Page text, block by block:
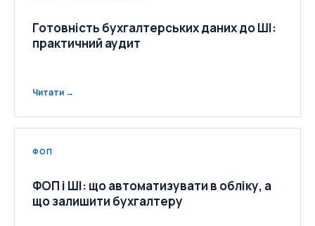
Готовність бухгалтерських даних до ШІ:
практичний аудит
Читати →
ФОП
ФОП і ШІ: що автоматизувати в обліку, а
що залишити бухгалтеру